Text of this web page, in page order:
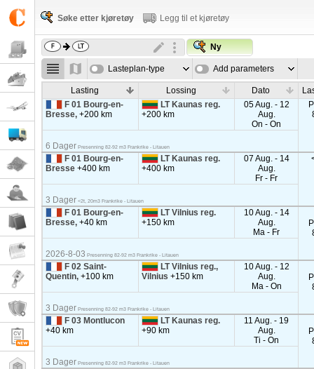
Søke etter kjøretøy Legg til et kjøretøy
Ny
Lasteplan-type Add parameters
Lasting Lossing Dato
F 01 Bourg-en-
Bresse,+200 km
LT Kaunas reg.
+200 km
05 Aug. - 12
Aug.
On - On
6 Dager Presenning 82-92 m3 Frankrike - Litauen
F 01 Bourg-en-
Bresse+400 km
LT Kaunas reg.
+400 km
07 Aug. - 14
Aug.
Fr - Fr
3 Dager <2t, 20m3 Frankrike - Litauen
F 01 Bourg-en-
Bresse,+40 km
LT Vilnius reg.
+150 km
10 Aug. - 14
Aug.
Ma - Fr
2026-8-03 Presenning 82-92 m3 Frankrike - Litauen
F 02 Saint-
Quentin,+100 km
LT Vilnius reg.,
Vilnius+150 km
10 Aug. - 12
Aug.
Ma - On
3 Dager Presenning 82-92 m3 Frankrike - Litauen
F 03 Montlucon
+40 km
LT Kaunas reg.
+90 km
11 Aug. - 19
Aug.
Ti - On
3 Dager Presenning 82-92 m3 Frankrike - Litauen